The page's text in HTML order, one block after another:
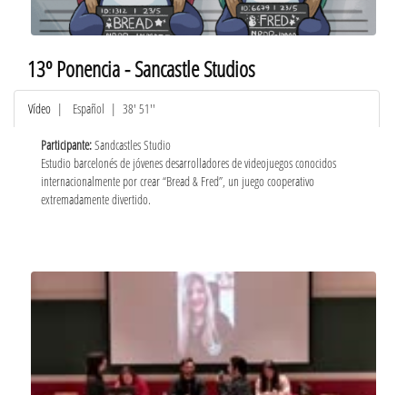
13º Ponencia - Sancastle Studios
Vídeo | Español | 38' 51''
Participante:Sandcastles Studio
Estudio barcelonés de jóvenes desarrolladores de videojuegos conocidos
internacionalmente por crear “Bread & Fred”, un juego cooperativo
extremadamente divertido.